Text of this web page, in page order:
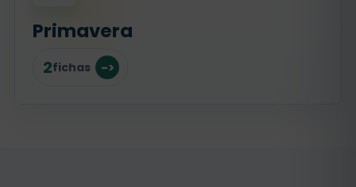
Primavera
2fichas